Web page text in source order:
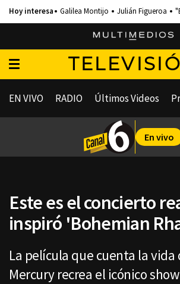
Galilea Montijo Julián Figueroa
EN VIVO RADIO Últimos Videos
En vivo
Este es el concierto
inspiró 'Bohemian
La película que cuenta la vida
Mercury recrea el icónico